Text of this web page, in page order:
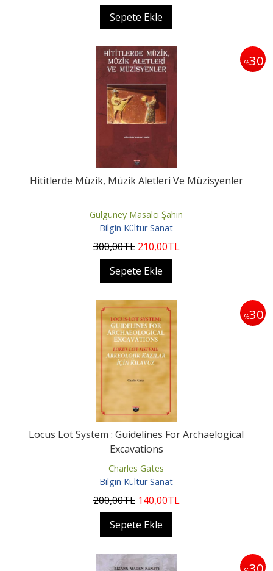
Sepete Ekle
%30
Hititlerde Müzik, Müzik Aletleri Ve Müzisyenler
Gülgüney Masalcı Şahin
Bilgin Kültür Sanat
300,00TL 210,00TL
Sepete Ekle
%30
Locus Lot System : Guidelines For Archaelogical
Excavations
Charles Gates
Bilgin Kültür Sanat
200,00TL 140,00TL
Sepete Ekle